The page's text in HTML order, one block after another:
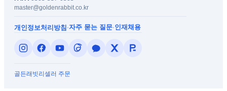
master@goldenrabbit.co.kr
개인정보처리방침 ·자주 묻는 질문·인재채용
골든래빗리셀러 주문